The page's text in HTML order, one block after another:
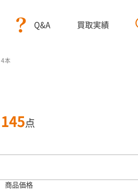
Q&A 買取実績
本
145 点
商品価格